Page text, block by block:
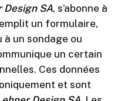
Design SA, s’abonne à
un formulaire,
un sondage ou
un certain
Ces données
et sont